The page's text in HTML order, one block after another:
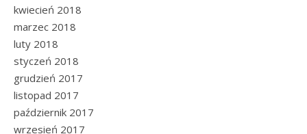
kwiecień 2018
marzec 2018
luty 2018
styczeń 2018
grudzień 2017
listopad 2017
październik 2017
wrzesień 2017